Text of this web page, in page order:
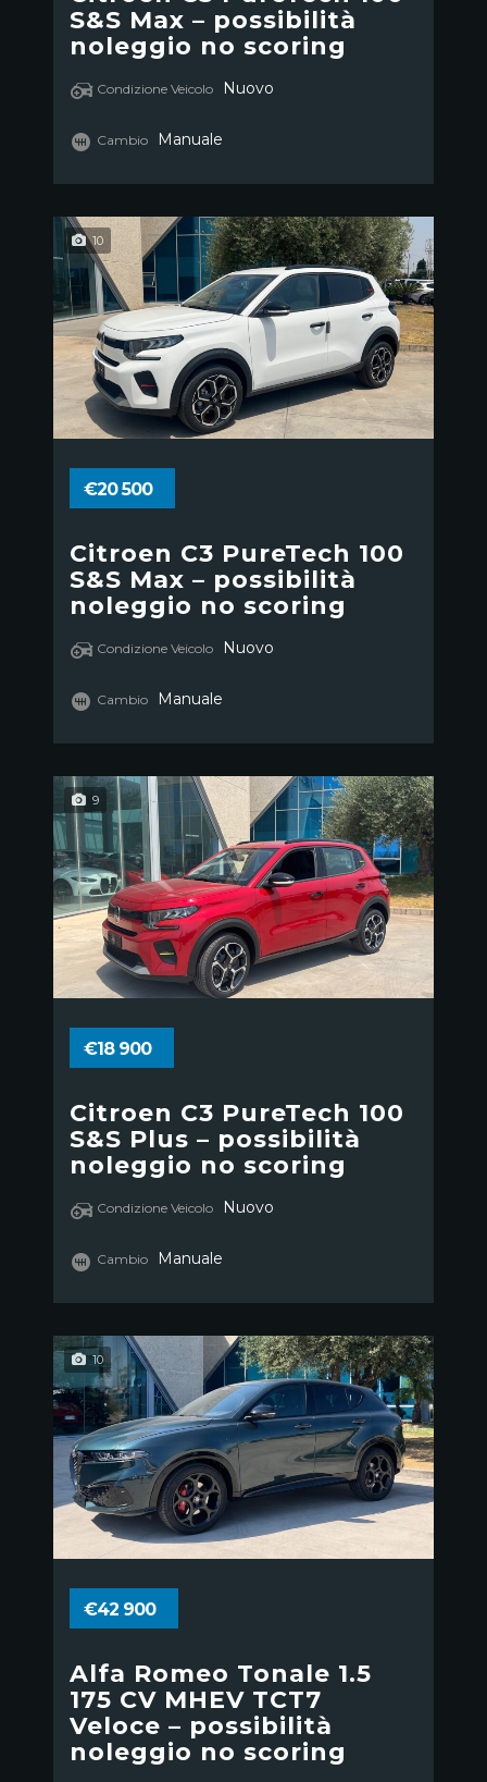
S&S Max – possibilità
noleggio no scoring
Condizione Veicolo Nuovo
Cambio Manuale
10
€20 500
Citroen C3 PureTech 100
S&S Max – possibilità
noleggio no scoring
Condizione Veicolo Nuovo
Cambio Manuale
9
€18 900
Citroen C3 PureTech 100
S&S Plus – possibilità
noleggio no scoring
Condizione Veicolo Nuovo
Cambio Manuale
10
€42 900
Alfa Romeo Tonale 1.5
175 CV MHEV TCT7
Veloce – possibilità
noleggio no scoring